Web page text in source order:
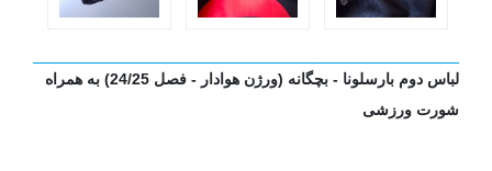
لباس دوم بارسلونا - بچگانه (ورژن هوادار - فصل 24/25) به همراه
شورت ورزشی